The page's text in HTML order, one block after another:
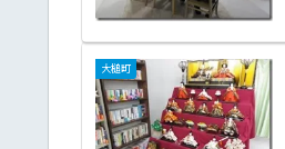
大槌町